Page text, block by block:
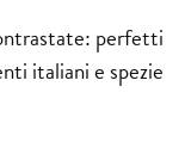
perfetti
italiani e spezie